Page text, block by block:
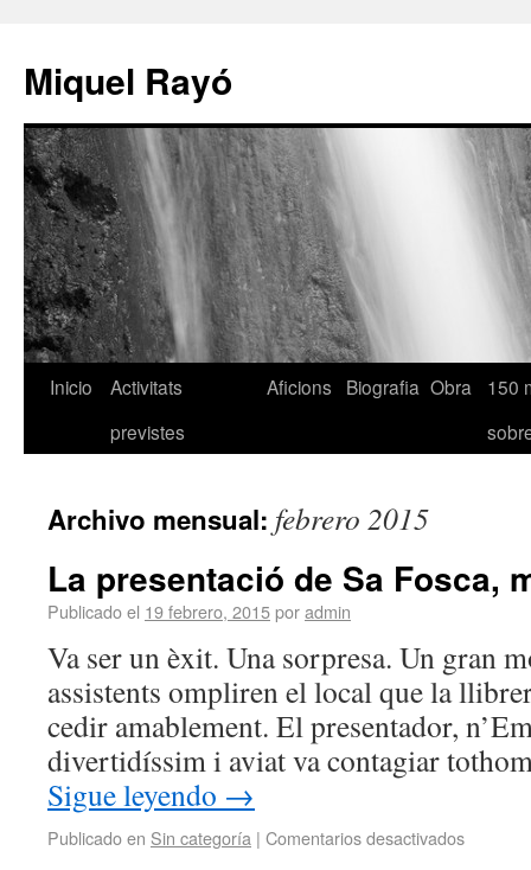
Miquel Rayó
Inicio
Activitats
previstes
Aficions Biografia Obra
150
Archivo mensual: febrero 2015
La presentació de Sa Fosca,
Publicado el 19 febrero, 2015poradmin
Va ser un èxit. Una sorpresa. Un gran
assistents ompliren el local que la
cedir amablement. El presentador,
divertidíssim i aviat va contagiar
Sigue leyendo →
Publicado en Sin categoría | Comentarios desactivados